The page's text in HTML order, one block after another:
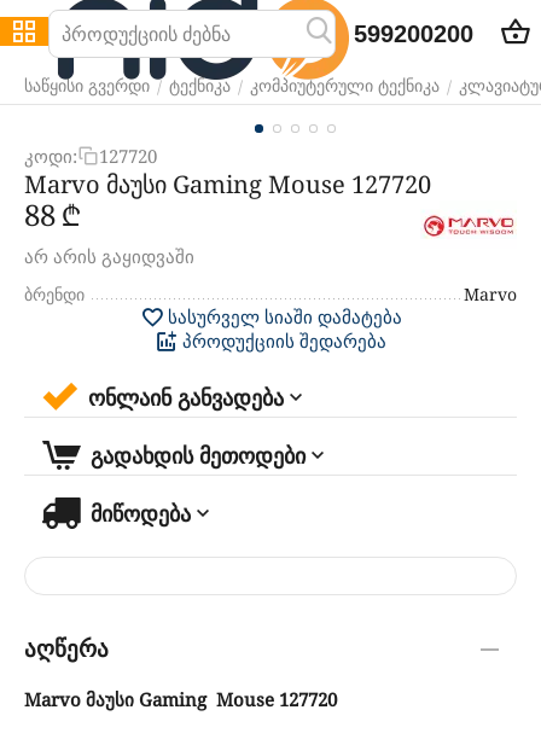
599200200
საწყისი გვერდი / ტექნიკა / კომპიუტერული ტექნიკა /
კოდი: 127720
Marvo მაუსი Gaming Mouse 127720
‍88‍₾
არ არის გაყიდვაში
ბრენდი Marvo
სასურველ სიაში დამატება
პროდუქციის შედარება
ონლაინ განვადება
გადახდის მეთოდები
მიწოდება
აღწერა
Marvo მაუსი Gaming Mouse 127720